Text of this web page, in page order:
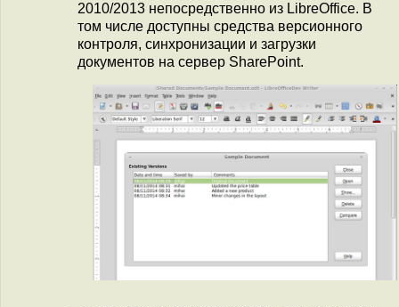
2010/2013 непосредственно из LibreOffice. В
том числе доступны средства версионного
контроля, синхронизации и загрузки
документов на сервер SharePoint.